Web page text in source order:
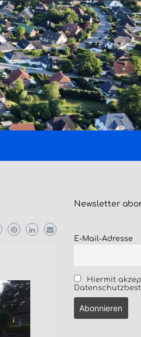
Newsletter
E-Mail-Adresse
Hiermit